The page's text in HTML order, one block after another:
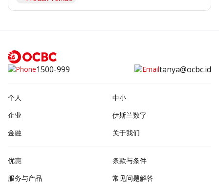
1500-999 tanya@ocbc.id
个人
中小
企业
伊斯兰数字
金融
关于我们
优惠
服务与产品
条款与条件
常见问题解答